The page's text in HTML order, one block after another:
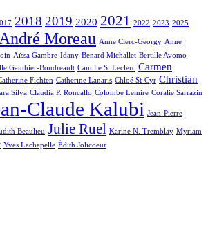
2018 2019 2020 2021 2022 2023 2025
Moreau Anne Clerc-Georgy Anne
Aïssa Gambre-Idany Benard Michallet Bertille Avomo
Gauthier-Boudreault Camille S. Leclerc Carmen
Fichten Catherine Lanaris Chloé St-Cyr Christian
Silva Claudia P. Roncallo Colombe Lemire Coralie Sarrazin
Claude Kalubi Jean-Pierre
Beaulieu Julie Ruel Karine N. Tremblay Myriam
Yves Lachapelle Édith Jolicoeur